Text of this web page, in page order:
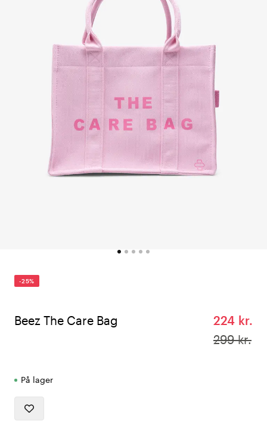
-25%
Beez The Care Bag
224 kr.
299 kr.
På lager